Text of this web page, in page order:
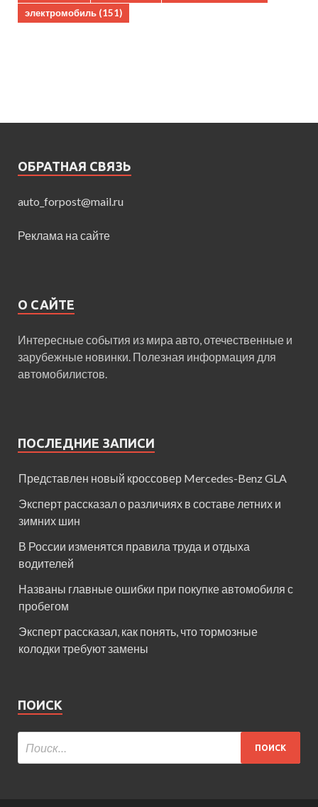
электромобиль (151)
ОБРАТНАЯ СВЯЗЬ
auto_forpost@mail.ru
Реклама на сайте
О САЙТЕ
Интересные события из мира авто, отечественные и
зарубежные новинки. Полезная информация для
автомобилистов.
ПОСЛЕДНИЕ ЗАПИСИ
Представлен новый кроссовер Mercedes-Benz GLA
Эксперт рассказал о различиях в составе летних и
зимних шин
В России изменятся правила труда и отдыха
водителей
Названы главные ошибки при покупке автомобиля с
пробегом
Эксперт рассказал, как понять, что тормозные
колодки требуют замены
ПОИСК